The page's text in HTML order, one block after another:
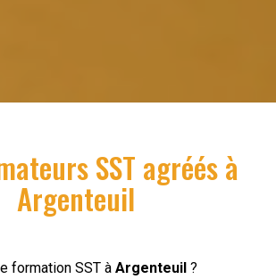
SST agréés à
Argenteuil
formation SST à Argenteuil ?